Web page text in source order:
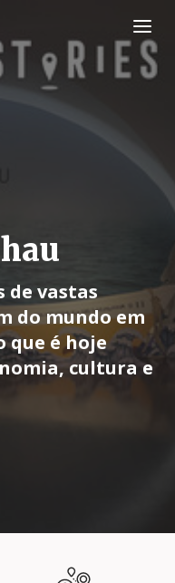
de vastas
do mundo em
que é hoje
cultura e